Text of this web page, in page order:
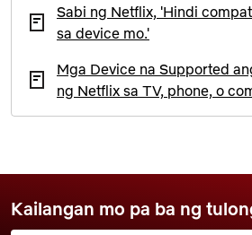
Sabi ng Netflix, 'Hindi
sa device mo.'
Mga Device na Supported
ng Netflix sa TV, phone, o
Kailangan mo pa ba ng